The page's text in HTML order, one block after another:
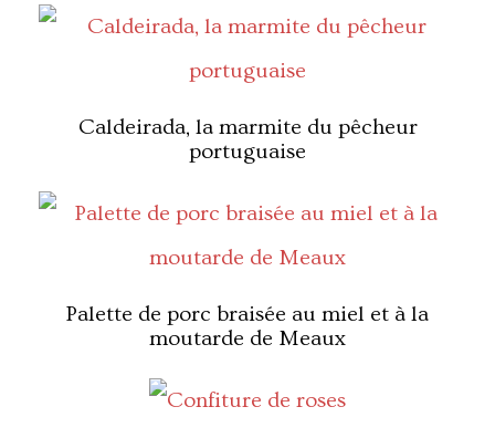
Caldeirada, la marmite du pêcheur
portuguaise
Palette de porc braisée au miel et à la
moutarde de Meaux